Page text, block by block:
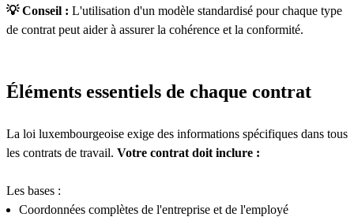
💡 Conseil : L'utilisation d'un modèle standardisé pour chaque type
de contrat peut aider à assurer la cohérence et la conformité.
Éléments essentiels de chaque contrat
La loi luxembourgeoise exige des informations spécifiques dans tous
les contrats de travail. Votre contrat doit inclure :
Les bases :
Coordonnées complètes de l'entreprise et de l'employé